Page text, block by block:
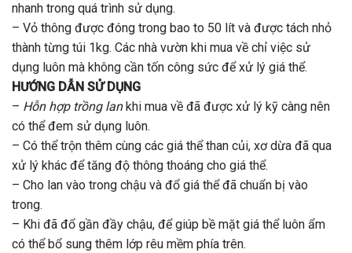
nhanh trong quá trình sử dụng.
– Vỏ thông được đóng trong bao to 50 lít và được tách nhỏ
thành từng túi 1kg. Các nhà vườn khi mua về chỉ việc sử
dụng luôn mà không cần tốn công sức để xử lý giá thể.
HƯỚNG DẪN SỬ DỤNG
– Hỗn hợp trồng lankhi mua về đã được xử lý kỹ càng nên
có thể đem sử dụng luôn.
– Có thể trộn thêm cùng các giá thể than củi, xơ dừa đã qua
xử lý khác để tăng độ thông thoáng cho giá thể.
– Cho lan vào trong chậu và đổ giá thể đã chuẩn bị vào
trong.
– Khi đã đổ gần đầy chậu, để giúp bề mặt giá thể luôn ẩm
có thể bổ sung thêm lớp rêu mềm phía trên.